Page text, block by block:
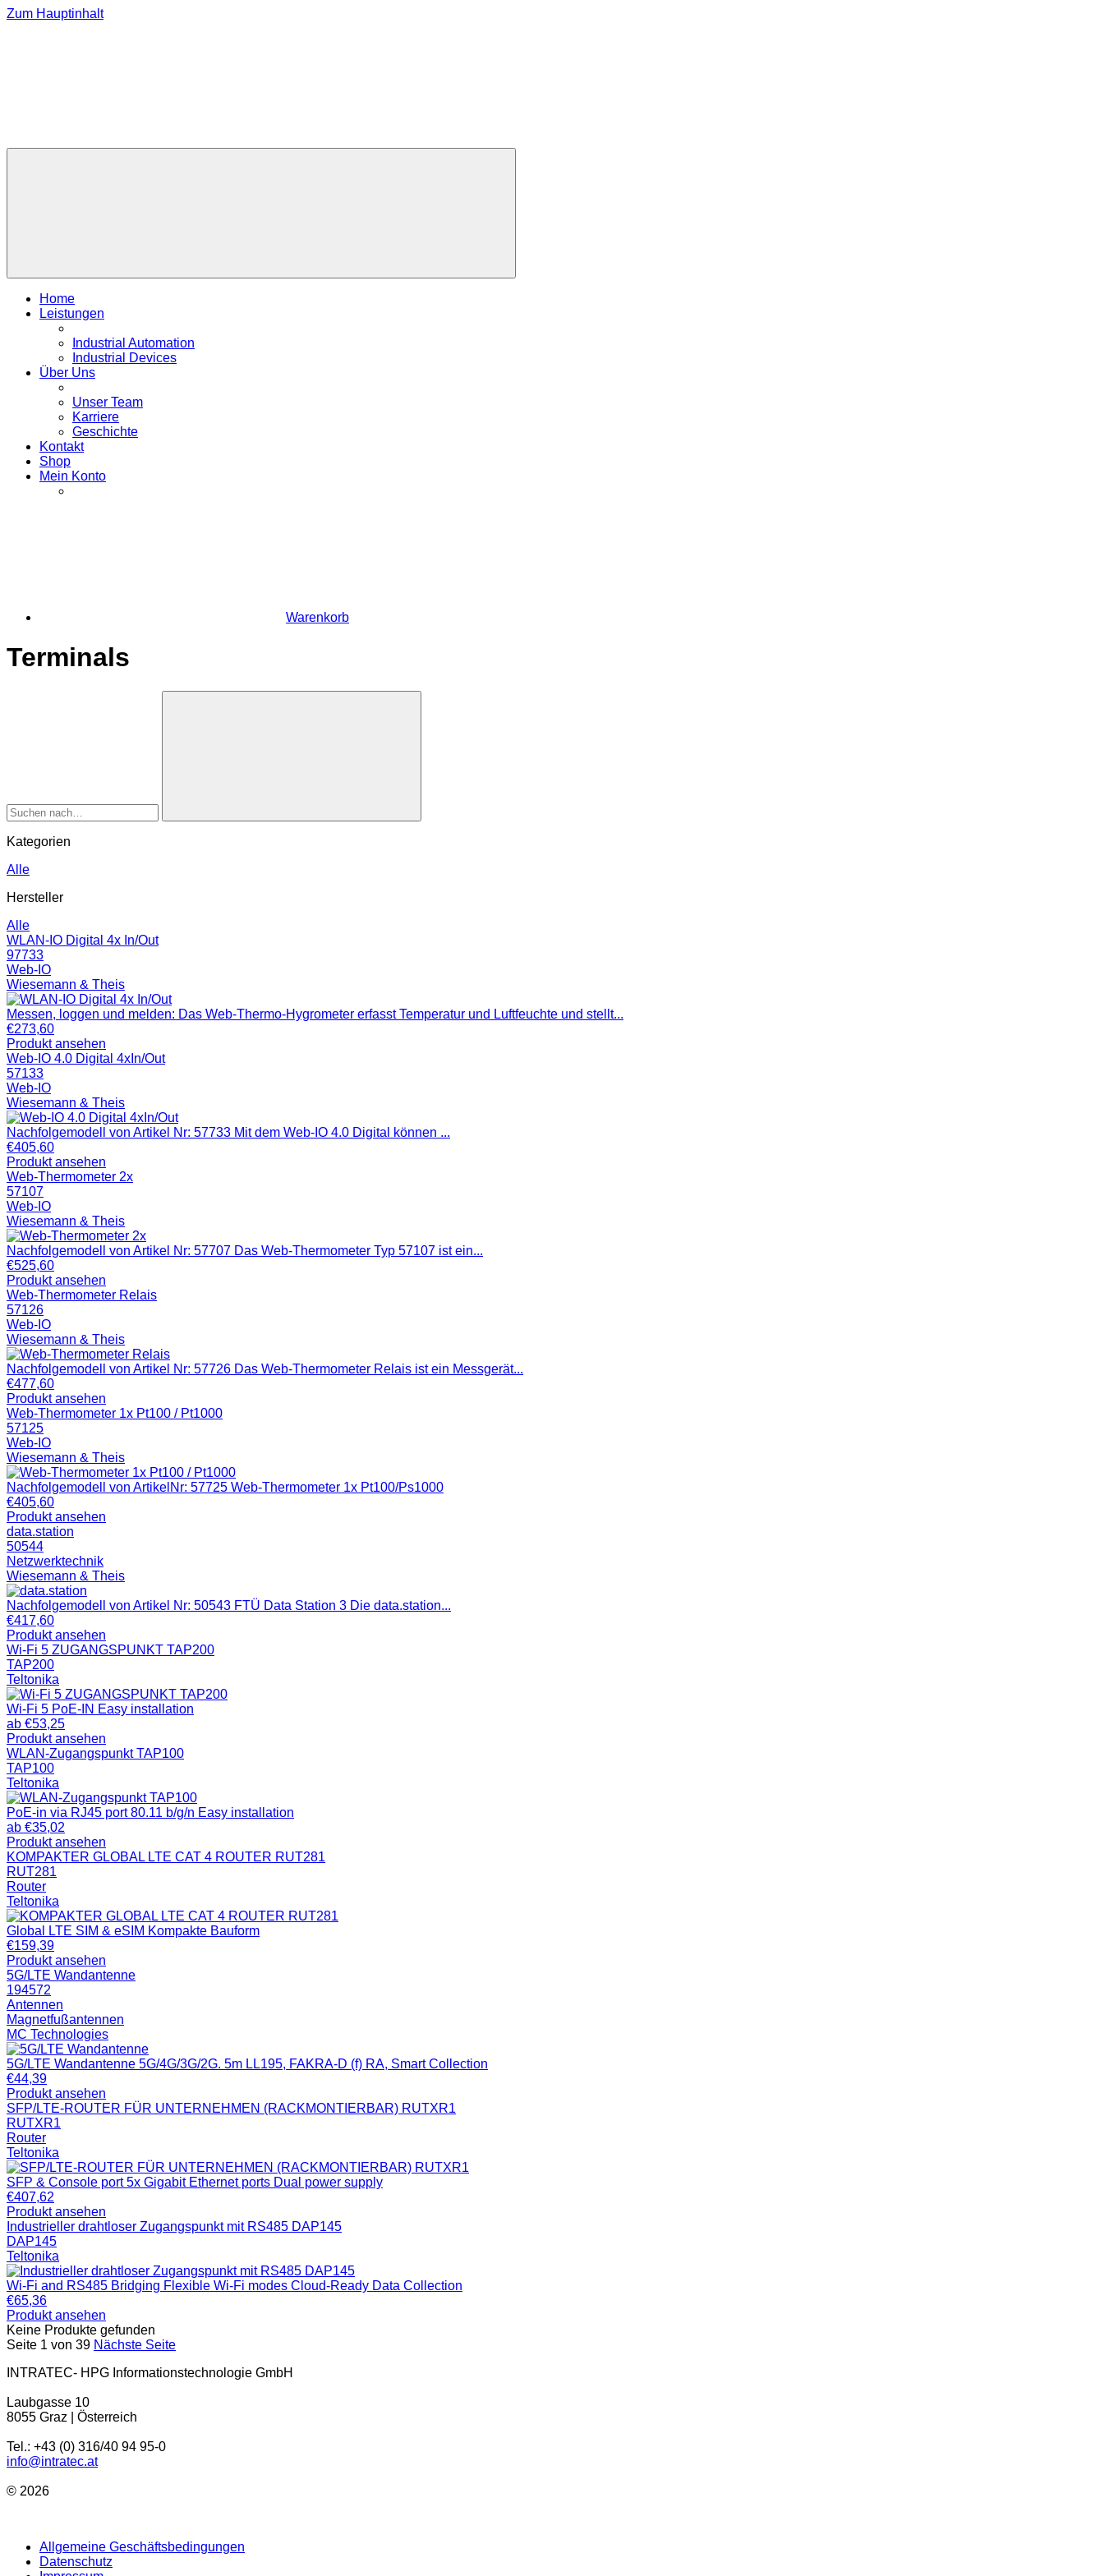
Zum Hauptinhalt
Home
Leistungen
Industrial Automation
Industrial Devices
Über Uns
Unser Team
Karriere
Geschichte
Kontakt
Shop
Mein Konto
Warenkorb
Terminals
Kategorien
Alle
Hersteller
Alle
WLAN-IO Digital 4x In/Out
97733
Web-IO
Wiesemann & Theis
Messen, loggen und melden: Das Web-Thermo-Hygrometer erfasst Temperatur und Luftfeuchte und stellt...
€273,60
Produkt ansehen
Web-IO 4.0 Digital 4xIn/Out
57133
Web-IO
Wiesemann & Theis
Nachfolgemodell von Artikel Nr: 57733 Mit dem Web-IO 4.0 Digital können ...
€405,60
Produkt ansehen
Web-Thermometer 2x
57107
Web-IO
Wiesemann & Theis
Nachfolgemodell von Artikel Nr: 57707 Das Web-Thermometer Typ 57107 ist ein...
€525,60
Produkt ansehen
Web-Thermometer Relais
57126
Web-IO
Wiesemann & Theis
Nachfolgemodell von Artikel Nr: 57726 Das Web-Thermometer Relais ist ein Messgerät...
€477,60
Produkt ansehen
Web-Thermometer 1x Pt100 / Pt1000
57125
Web-IO
Wiesemann & Theis
Nachfolgemodell von ArtikelNr: 57725 Web-Thermometer 1x Pt100/Ps1000
€405,60
Produkt ansehen
data.station
50544
Netzwerktechnik
Wiesemann & Theis
Nachfolgemodell von Artikel Nr: 50543 FTÜ Data Station 3 Die data.station...
€417,60
Produkt ansehen
Wi-Fi 5 ZUGANGSPUNKT TAP200
TAP200
Teltonika
Wi-Fi 5 PoE-IN Easy installation
ab €53,25
Produkt ansehen
WLAN-Zugangspunkt TAP100
TAP100
Teltonika
PoE-in via RJ45 port 80.11 b/g/n Easy installation
ab €35,02
Produkt ansehen
KOMPAKTER GLOBAL LTE CAT 4 ROUTER RUT281
RUT281
Router
Teltonika
Global LTE SIM & eSIM Kompakte Bauform
€159,39
Produkt ansehen
5G/LTE Wandantenne
194572
Antennen
Magnetfußantennen
MC Technologies
5G/LTE Wandantenne 5G/4G/3G/2G. 5m LL195, FAKRA-D (f) RA, Smart Collection
€44,39
Produkt ansehen
SFP/LTE-ROUTER FÜR UNTERNEHMEN (RACKMONTIERBAR) RUTXR1
RUTXR1
Router
Teltonika
SFP & Console port 5x Gigabit Ethernet ports Dual power supply
€407,62
Produkt ansehen
Industrieller drahtloser Zugangspunkt mit RS485 DAP145
DAP145
Teltonika
Wi-Fi and RS485 Bridging Flexible Wi-Fi modes Cloud-Ready Data Collection
€65,36
Produkt ansehen
Keine Produkte gefunden
Seite 1 von 39 Nächste Seite
INTRATEC- HPG Informationstechnologie GmbH
Laubgasse 10
8055 Graz | Österreich
Tel.: +43 (0) 316/40 94 95-0
info@intratec.at
© 2026
Allgemeine Geschäftsbedingungen
Datenschutz